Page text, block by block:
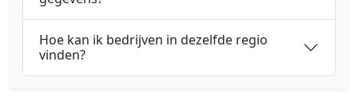
Hoe kan ik bedrijven in dezelfde regio
vinden?